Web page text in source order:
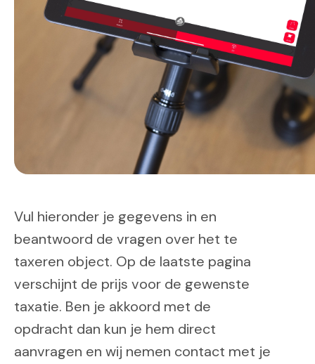
Vul hieronder je gegevens in en
beantwoord de vragen over het te
taxeren object. Op de laatste pagina
verschijnt de prijs voor de gewenste
taxatie. Ben je akkoord met de
opdracht dan kun je hem direct
aanvragen en wij nemen contact met je